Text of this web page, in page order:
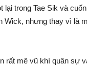
lại trong Tae Sik và
nhưng thay vì là
rất mê vũ khí quân sự